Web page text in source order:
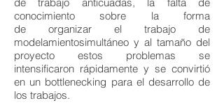
conocimiento sobre la forma
de organizar el trabajo de
modelamientosimultáneo y al tamaño del
proyecto estos problemas se
intensificaron rápidamente y se convirtió
en un bottlenecking para el desarrollo de
los trabajos.